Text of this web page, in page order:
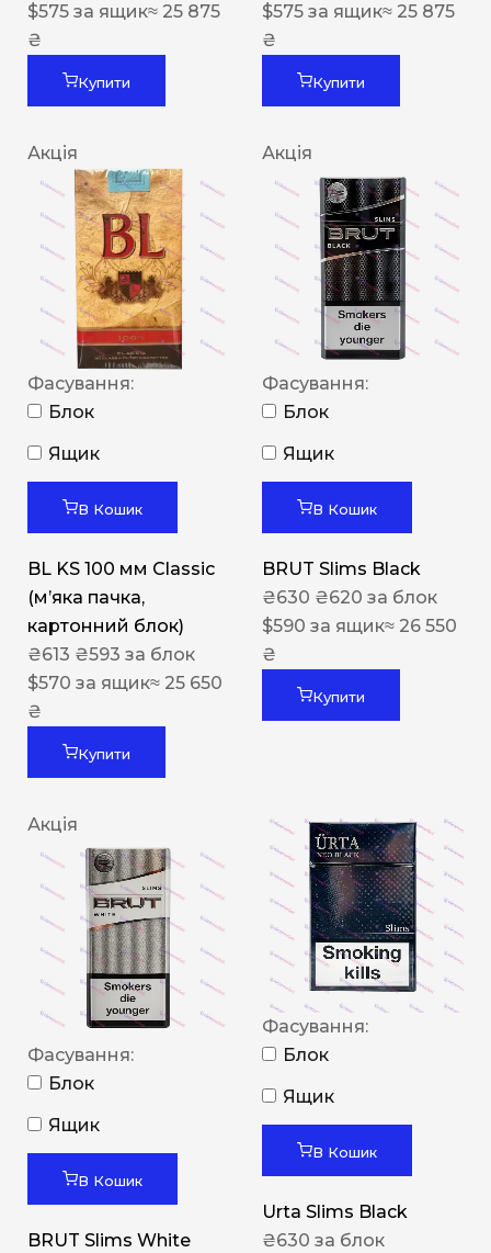
$575 за ящик≈ 25 875
₴
Купити
$575 за ящик≈ 25 875
₴
Купити
Акція
Фасування:
Блок
Ящик
В Кошик
BL KS 100 мм Classic
(м’яка пачка,
картонний блок)
₴613 ₴593 за блок
$570 за ящик≈ 25 650
₴
Купити
Акція
Фасування:
Блок
Ящик
В Кошик
BRUT Slims Black
₴630 ₴620 за блок
$590 за ящик≈ 26 550
₴
Купити
Акція
Фасування:
Блок
Ящик
В Кошик
BRUT Slims White
Фасування:
Блок
Ящик
В Кошик
Urta Slims Black
₴630 за блок